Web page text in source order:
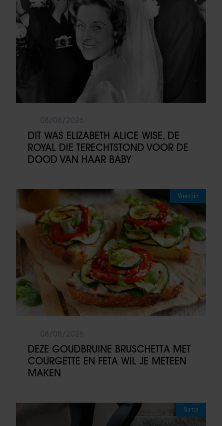
DIT WAS ELIZABETH ALICE WISE, DE
ROYAL DIE TERECHTSTOND VOOR DE
DOOD VAN HAAR BABY
Vriendin
DEZE GOUDBRUINE BRUSCHETTA MET
COURGETTE EN FETA WIL JE METEEN
MAKEN
Sante